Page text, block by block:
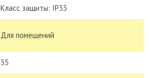
Класс защиты: IP33
Для помещений
35